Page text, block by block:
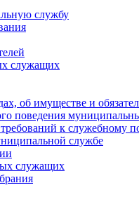
службу
служащих
об имуществе и
поведения
к служебному
службе
служащих